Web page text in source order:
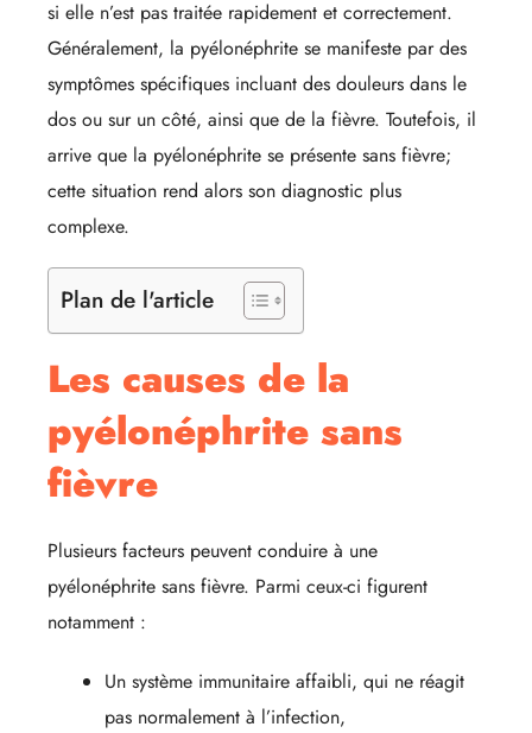
si elle n’est pas traitée rapidement et correctement.
Généralement, la pyélonéphrite se manifeste par des
symptômes spécifiques incluant des douleurs dans le
dos ou sur un côté, ainsi que de la fièvre. Toutefois, il
arrive que la pyélonéphrite se présente sans fièvre;
cette situation rend alors son diagnostic plus
complexe.
Plan de l'article
Les causes de la
pyélonéphrite sans
fièvre
Plusieurs facteurs peuvent conduire à une
pyélonéphrite sans fièvre. Parmi ceux-ci figurent
notamment :
Un système immunitaire affaibli, qui ne réagit
pas normalement à l’infection,